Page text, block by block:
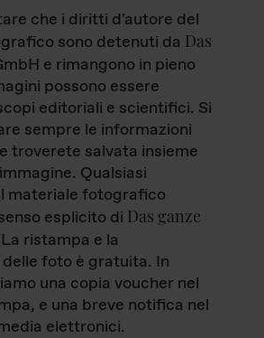
che i diritti d'autore del
sono detenuti da Das
e rimangono in pieno
possono essere
editoriali e scientifici. Si
sempre le informazioni
troverete salvata insieme
Qualsiasi
materiale fotografico
esplicito di Das ganze
ristampa e la
foto è gratuita. In
una copia voucher nel
e una breve notifica nel
elettronici.